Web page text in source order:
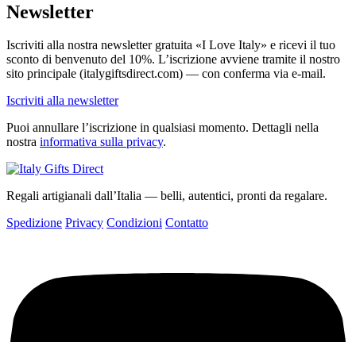
Newsletter
Iscriviti alla nostra newsletter gratuita «I Love Italy» e ricevi il tuo
sconto di benvenuto del 10%. L’iscrizione avviene tramite il nostro
sito principale (italygiftsdirect.com) — con conferma via e-mail.
Iscriviti alla newsletter
Puoi annullare l’iscrizione in qualsiasi momento. Dettagli nella
nostra informativa sulla privacy.
Regali artigianali dall’Italia — belli, autentici, pronti da regalare.
Spedizione Privacy Condizioni Contatto